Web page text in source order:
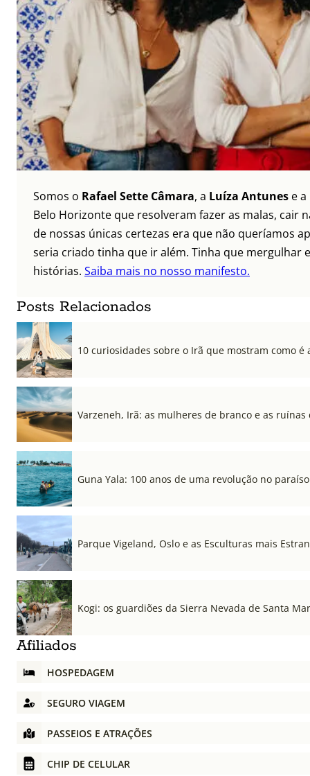
Somos o Rafael Sette Câmara, a Luíza Antunes e a
Belo Horizonte que resolveram fazer as malas, cair
de nossas únicas certezas era que não queríamos
seria criado tinha que ir além. Tinha que mergulhar
histórias. Saiba mais no nosso manifesto.
Posts Relacionados
10 curiosidades sobre o Irã que mostram como é
Varzeneh, Irã: as mulheres de branco e as ruínas
Guna Yala: 100 anos de uma revolução no
Parque Vigeland, Oslo e as Esculturas mais
Kogi: os guardiões da Sierra Nevada de Santa
Afiliados
HOSPEDAGEM
SEGURO VIAGEM
PASSEIOS E ATRAÇÕES
CHIP DE CELULAR